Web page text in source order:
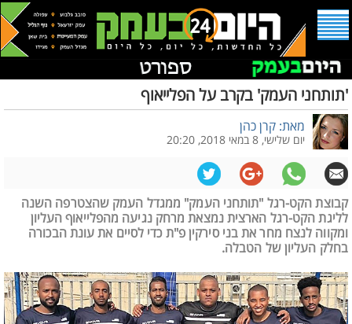
'תותחני העמק' בקרב על הפלייאוף
מאת: קרן כהן
יום שלישי, 8 במאי 2018, 20:20
קבוצת הקט-רגל "תותחני העמק" ממגדל העמק שהצטרפה השנה
לליגת הקט-רגל הארצית נמצאת מרחק נגיעה מהפלייאוף העליון
ומקווה לנצח מחר את בני סירקין פ"ת כדי לסיים את עונת הבכורה
בחלק העליון של הטבלה.